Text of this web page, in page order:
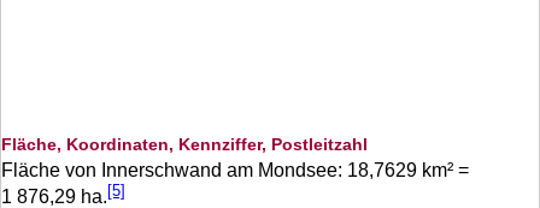
Fläche, Koordinaten, Kennziffer, Postleitzahl
Fläche von Innerschwand am Mondsee: 18,7629 km² =
1 876,29 ha. [5]